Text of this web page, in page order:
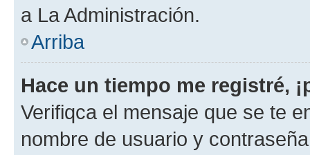
a La Administración.
Arriba
Hace un tiempo me registré,
Verifiqca el mensaje que se te
nombre de usuario y